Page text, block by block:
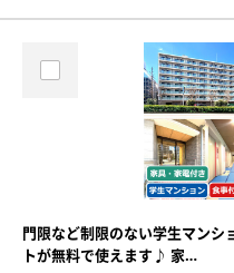
門限など制限のない学生マンシ
トが無料で使えます♪ 家…